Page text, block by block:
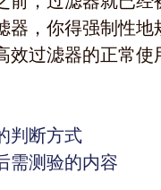
器，你得强制性地
效过滤器的正常使
判断方式
需测验的内容